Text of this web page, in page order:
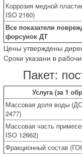
Коррозия медной
ISO 2160)
Все показатели
форсунок ДТ
Цены утверждены
Сроки указани в
Пакет:
Услуга (за 1
Массовая доля воды
2477)
Массовая часть
ISO 12662)
Фракционный состав